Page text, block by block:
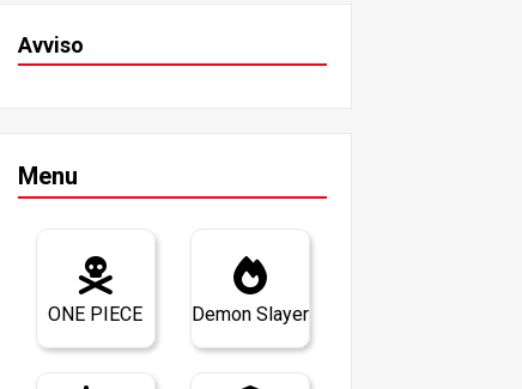
Avviso
Menu
ONE PIECE Demon Slayer